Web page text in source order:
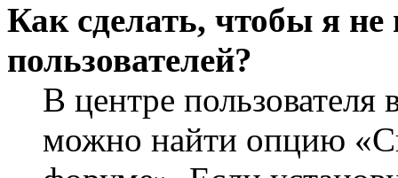
Как сделать, чтобы я
пользователей?
В центре
можно найти опцию